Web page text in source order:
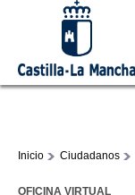
Inicio Ciudadanos
OFICINA VIRTUAL